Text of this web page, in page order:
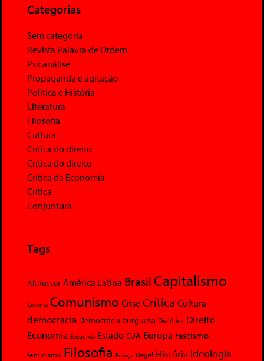
Categorias
Sem categoria
Revista Palavra de Ordem
Psicanálise
Propaganda e agitação
Política e História
Literatura
Filosofia
Cultura
Crítica do direito
Crítica do direito
Crítica da Economia
Crítica
Conjuntura
Tags
Althusser América Latina Brasil Capitalismo
Cinema Comunismo Crise Crítica Cultura
democracia Democracia burguesa Dialética Direito
Economia Esquerda Estado EUA Europa Fascismo
feminismo Filosofia França Hegel História Ideologia